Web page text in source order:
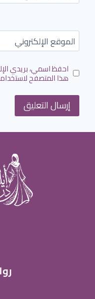
الموقع الإلكتروني
احفظ اسمي، بريدي
هذا المتصفح